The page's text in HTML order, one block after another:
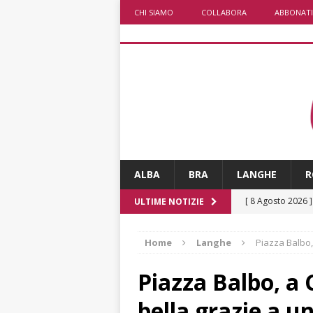
CHI SIAMO COLLABORA ABBONATI
ALBA BRA LANGHE
ULTIME NOTIZIE [ 8 Agosto 2026 ]
[ 8 Agosto 2026 ]
rotatoria
[ 8 Agosto 2026 ]
Home Langhe Piazza
Piazza Balbo, a